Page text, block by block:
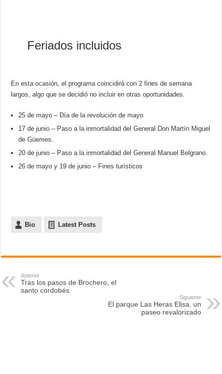
Feriados incluidos
En esta ocasión, el programa coincidirá con 2 fines de semana
largos, algo que se decidió no incluir en otras oportunidades.
25 de mayo – Día de la revolución de mayo
17 de junio – Paso a la inmortalidad del General Don Martín Miguel
de Güemes.
20 de junio – Paso a la inmortalidad del General Manuel Belgrano.
26 de mayo y 19 de junio – Fines turísticos
Bio Latest Posts
Anterior
Tras los pasos de Brochero, el
santo cordobés
Siguiente
El parque Las Heras Elisa, un
paseo revalorizado